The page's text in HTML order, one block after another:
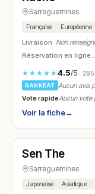
Sarreguemines
Française Européenne
Livraison :Non
Réservation en ligne :
★★★★★4.5/5·
RANKEAT
Aucun avis
Vote rapideAucun vote
Voir la fiche→
N° 22
Sen The
Sarreguemines
Japonaise Asiatique